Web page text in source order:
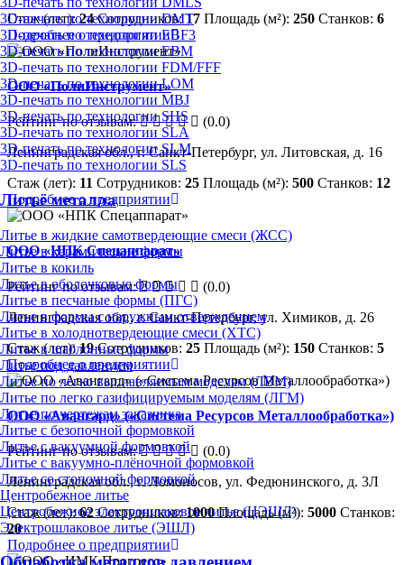
3D-печать по технологии DMT
3D-печать по технологии EBF3
3D-печать по технологии EBM
3D-печать по технологии FDM/FFF
3D-печать по технологии LOM
3D-печать по технологии MBJ
3D-печать по технологии SHS
3D-печать по технологии SLA
3D-печать по технологии SLM
3D-печать по технологии SLS
Литьё металла
Литье в жидкие самотвердеющие смеси (ЖСС)
Литье в керамические формы
Литье в кокиль
Литье в оболочковые формы
Литье в песчаные формы (ПГС)
Литье в формы с наружным отверждением
Литье в холоднотвердеющие смеси (ХТС)
Литье в шаблонные формы
Литье под давлением
Литье по легко выплавляемым моделям (ЛВМ)
Литье по легко газифицируемым моделям (ЛГМ)
Литье по чертежам заказчика
Литье с безопочной формовкой
Литье с вакуумной формовкой
Литье с вакуумно-плёночной формовкой
Литье со стопочной формовкой
Центробежное литье
Центробежное электрошлаковое литье (ЦЭШЛ)
Электрошлаковое литье (ЭШЛ)
Стаж (лет):24 Сотрудников:17 Площадь (м²): 250 Станков: 6
Подробнее о предприятии
ООО «ПолиИнструмент»
Рейтинг по отзывам:
(0.0)
Ленинградская обл., г. Санкт-Петербург, ул. Литовская, д. 16
Стаж (лет): 11 Сотрудников: 25 Площадь (м²): 500 Станков: 12
Подробнее о предприятии
ООО «НПК Спецаппарат»
Рейтинг по отзывам:
(0.0)
Ленинградская обл., г. Санкт-Петербург, ул. Химиков, д. 26
Стаж (лет):19 Сотрудников: 25 Площадь (м²): 150 Станков: 5
Подробнее о предприятии
ООО «Авангард» («Система Ресурсов Металлообработка»)
Рейтинг по отзывам:
(0.0)
Ленинградская обл., г. Ломоносов, ул. Федюнинского, д. 3Л
Стаж (лет):62 Сотрудников:1000 Площадь (м²): 5000 Станков:
20
Подробнее о предприятии